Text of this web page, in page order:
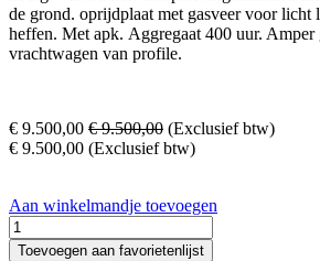
de grond. oprijdplaat met gasveer voor licht
heffen. Met apk. Aggregaat 400 uur. Amper
vrachtwagen van profile.
€ 9.500,00 €9.500,00 (Exclusief btw)
€ 9.500,00 (Exclusief btw)
Aan winkelmandje toevoegen
Toevoegen aan favorietenlijst